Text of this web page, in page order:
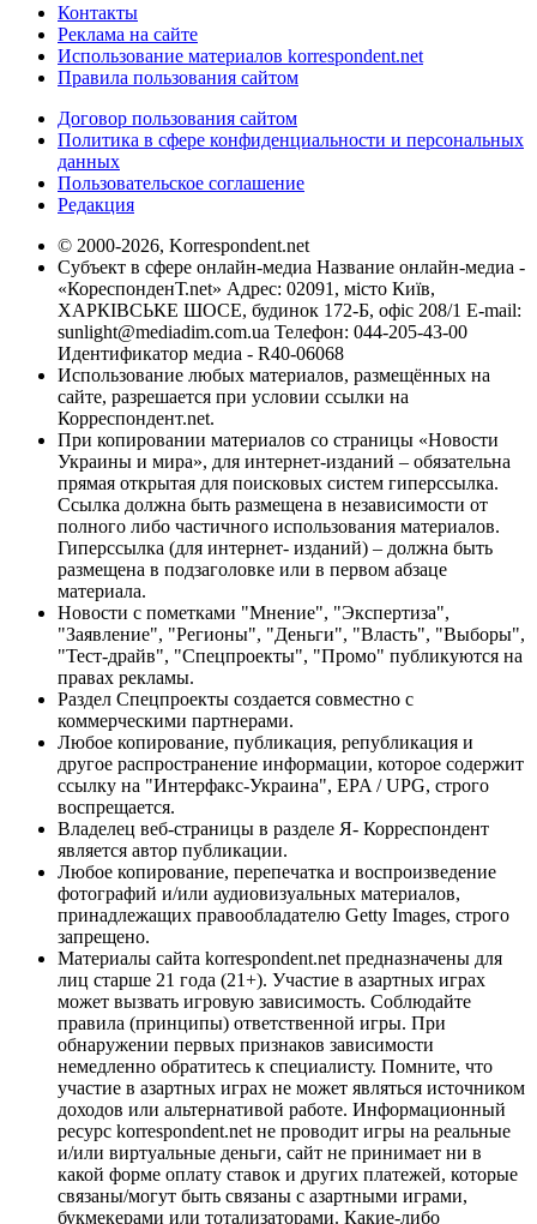
Контакты
Реклама на сайте
Использование материалов korrespondent.net
Правила пользования сайтом
Договор пользования сайтом
Политика в сфере конфиденциальности и персональных
данных
Пользовательское соглашение
Редакция
© 2000-2026, Korrespondent.net
Субъект в сфере онлайн-медиа Название онлайн-медиа -
«КореспонденТ.net» Адрес: 02091, місто Київ,
ХАРКІВСЬКЕ ШОСЕ, будинок 172-Б, офіс 208/1 E-mail:
sunlight@mediadim.com.ua Телефон: 044-205-43-00
Идентификатор медиа - R40-06068
Использование любых материалов, размещённых на
сайте, разрешается при условии ссылки на
Корреспондент.net.
При копировании материалов со страницы «Новости
Украины и мира», для интернет-изданий – обязательна
прямая открытая для поисковых систем гиперссылка.
Ссылка должна быть размещена в независимости от
полного либо частичного использования материалов.
Гиперссылка (для интернет- изданий) – должна быть
размещена в подзаголовке или в первом абзаце
материала.
Новости с пометками "Мнение", "Экспертиза",
"Заявление", "Регионы", "Деньги", "Власть", "Выборы",
"Тест-драйв", "Спецпроекты", "Промо" публикуются на
правах рекламы.
Раздел Спецпроекты создается совместно с
коммерческими партнерами.
Любое копирование, публикация, републикация и
другое распространение информации, которое содержит
ссылку на "Интерфакс-Украина", EPA / UPG, строго
воспрещается.
Владелец веб-страницы в разделе Я- Корреспондент
является автор публикации.
Любое копирование, перепечатка и воспроизведение
фотографий и/или аудиовизуальных материалов,
принадлежащих правообладателю Getty Images, строго
запрещено.
Материалы сайта korrespondent.net предназначены для
лиц старше 21 года (21+). Участие в азартных играх
может вызвать игровую зависимость. Соблюдайте
правила (принципы) ответственной игры. При
обнаружении первых признаков зависимости
немедленно обратитесь к специалисту. Помните, что
участие в азартных играх не может являться источником
доходов или альтернативой работе. Информационный
ресурс korrespondent.net не проводит игры на реальные
и/или виртуальные деньги, сайт не принимает ни в
какой форме оплату ставок и других платежей, которые
связаны/могут быть связаны с азартными играми,
букмекерами или тотализаторами. Какие-либо